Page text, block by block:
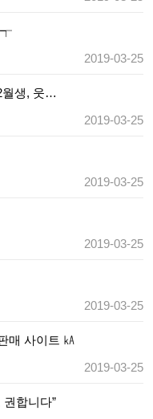
┭
2019-03-25
월생, 웃…
2019-03-25
2019-03-25
2019-03-25
2019-03-25
매 사이트 ㎄
2019-03-25
합니다”